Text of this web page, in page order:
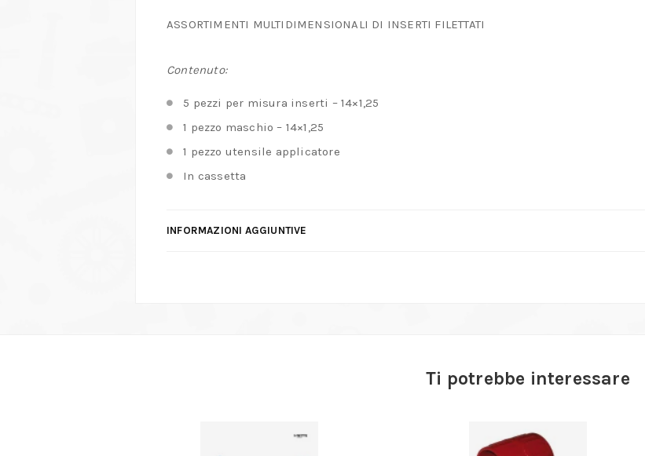
ASSORTIMENTI MULTIDIMENSIONALI DI INSERTI FILETTATI
Contenuto:
5 pezzi per misura inserti – 14×1,25
1 pezzo maschio – 14×1,25
1 pezzo utensile applicatore
In cassetta
INFORMAZIONI AGGIUNTIVE
Ti potrebbe interessare